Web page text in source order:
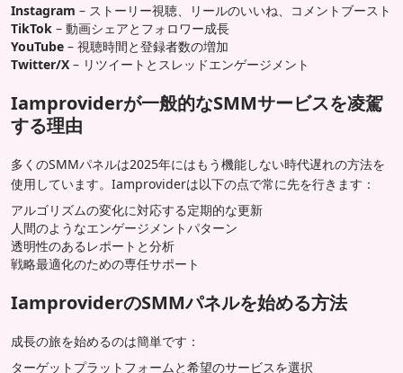
Instagram – ストーリー視聴、リールのいいね、コメントブースト
TikTok – 動画シェアとフォロワー成長
YouTube – 視聴時間と登録者数の増加
Twitter/X – リツイートとスレッドエンゲージメント
Iamproviderが一般的なSMMサービスを凌駕
する理由
多くのSMMパネルは2025年にはもう機能しない時代遅れの方法を
使用しています。Iamproviderは以下の点で常に先を行きます：
アルゴリズムの変化に対応する定期的な更新
人間のようなエンゲージメントパターン
透明性のあるレポートと分析
戦略最適化のための専任サポート
IamproviderのSMMパネルを始める方法
成長の旅を始めるのは簡単です：
ターゲットプラットフォームと希望のサービスを選択